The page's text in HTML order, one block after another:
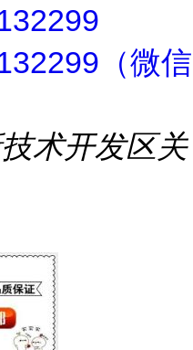
（微信
术开发区关